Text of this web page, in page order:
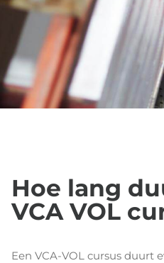
Hoe lang
VCA VOL
Een VCA-VOL cursus duurt